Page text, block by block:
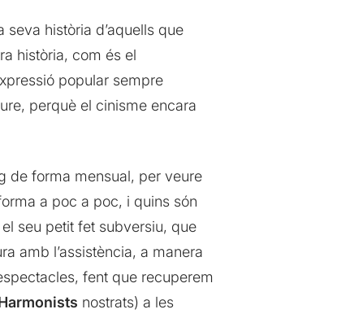
història d’aquells que
història, com és el
popular sempre
perquè el cinisme encara
de forma mensual, per veure
a poc a poc, i quins són
seu petit fet subversiu, que
amb l’assistència, a manera
fent que recuperem
nostrats) a les